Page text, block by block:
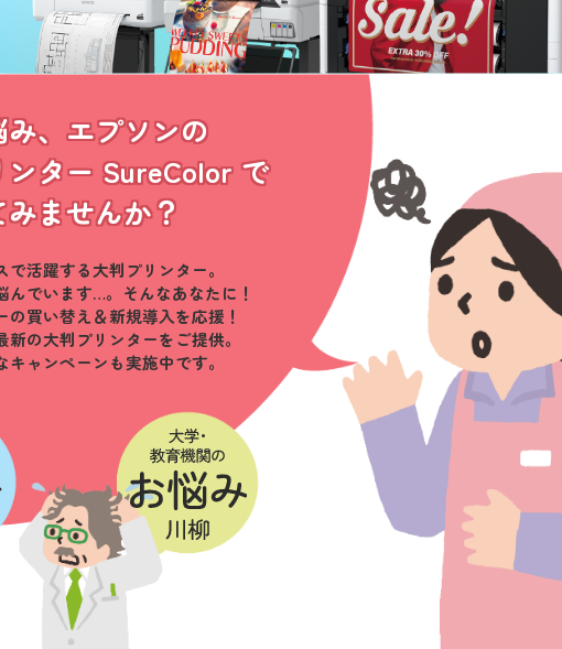
、エプソンの
ター SureColor で
ませんか？
活躍する大判プリンター。
んでいます…。そんなあなたに！
の買い替え＆新規導入を応援！
の大判プリンターをご提供。
キャンペーンも実施中です。